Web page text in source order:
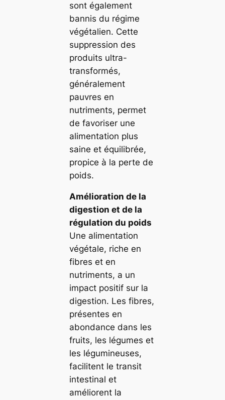
sont également
bannis du régime
végétalien. Cette
suppression des
produits ultra-
transformés,
généralement
pauvres en
nutriments, permet
de favoriser une
alimentation plus
saine et équilibrée,
propice à la perte de
poids.
Amélioration de la
digestion et de la
régulation du poids
Une alimentation
végétale, riche en
fibres et en
nutriments, a un
impact positif sur la
digestion. Les fibres,
présentes en
abondance dans les
fruits, les légumes et
les légumineuses,
facilitent le transit
intestinal et
améliorent la